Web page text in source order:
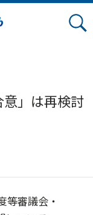
」は再検討
等審議会・